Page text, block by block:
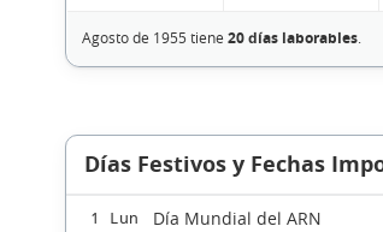
Agosto de 1955 tiene 20 días laborables.
Días Festivos y Fechas
1 Lun Día Mundial del ARN